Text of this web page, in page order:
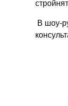
В шоу-